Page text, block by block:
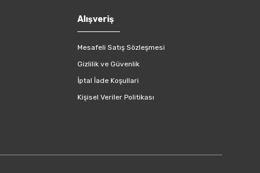
Alışveriş
Mesafeli Satış Sözleşmesi
Gizlilik ve Güvenlik
İptal İade Koşullari
Kişisel Veriler Politikası